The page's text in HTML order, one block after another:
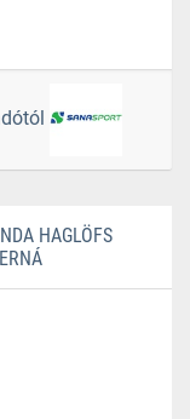
HAGLÖFS